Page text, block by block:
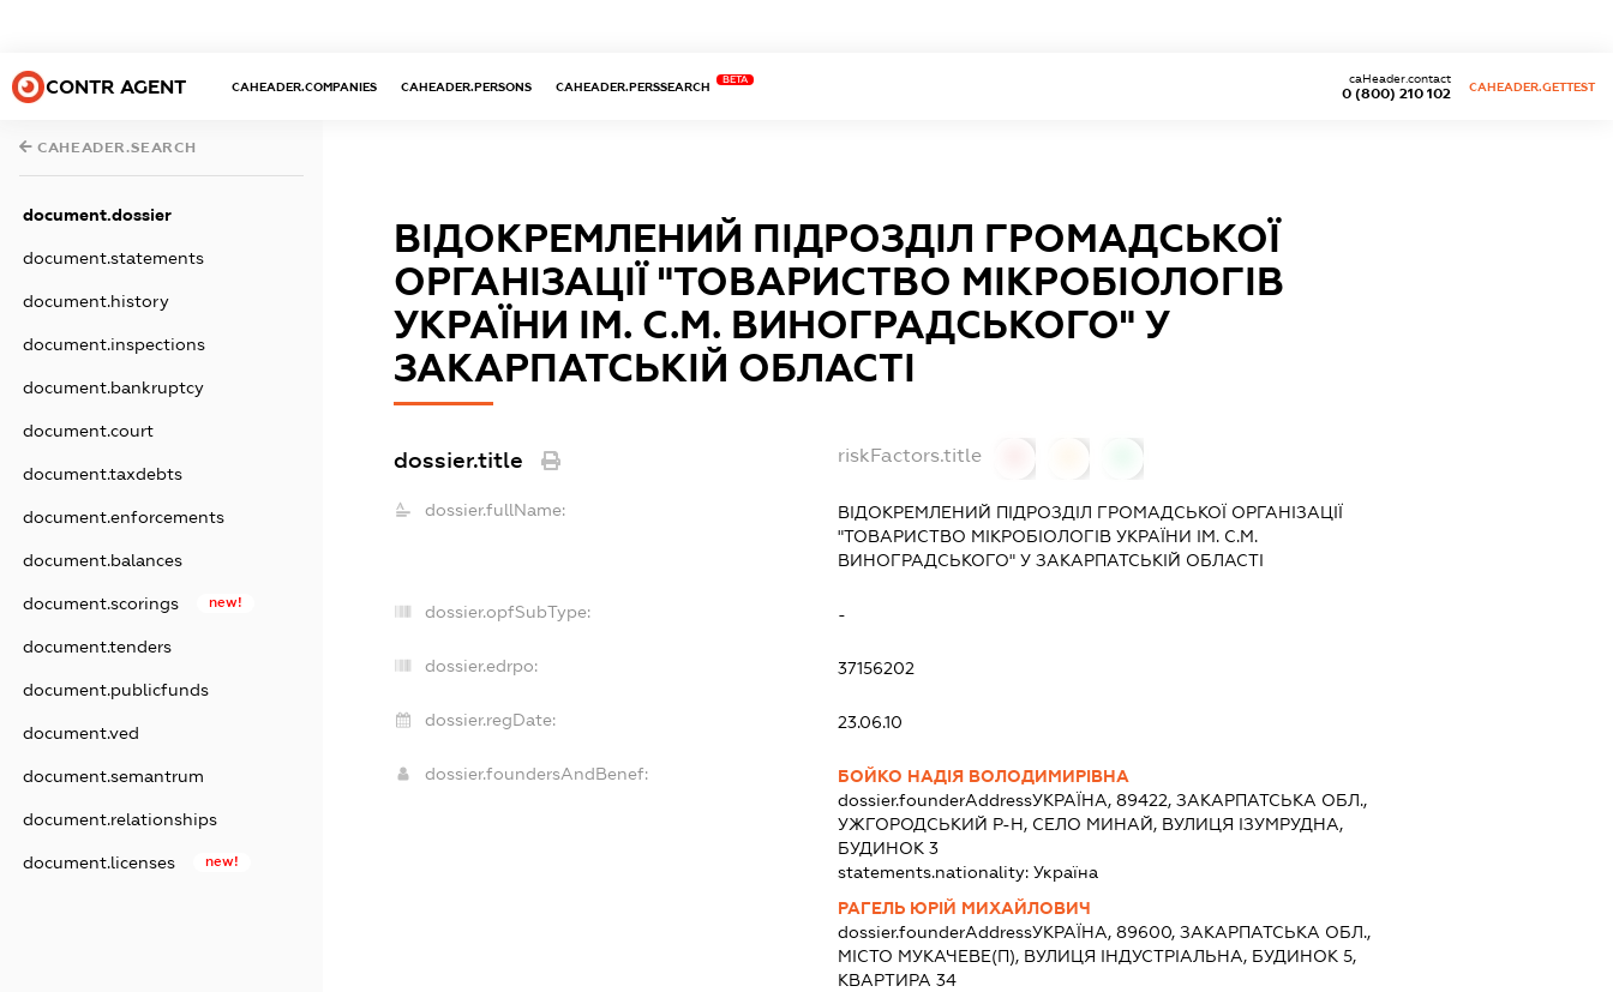
CONTR AGENT CAHEADER.COMPANIES CAHEADER.PERSONS CAHEADER.PERSSEARCH
BETA
0 (800) 210 102
caHeader.contact
CAHEADER.GETTEST
CAHEADER.SEARCH
document.dossier
document.statements
document.history
document.inspections
document.bankruptcy
document.court
document.taxdebts
document.enforcements
document.balances
document.scorings new!
document.tenders
document.publicfunds
document.ved
document.semantrum
document.relationships
document.licenses new!
ВІДОКРЕМЛЕНИЙ ПІДРОЗДІЛ ГРОМАДСЬКОЇ
ОРГАНІЗАЦІЇ "ТОВАРИСТВО МІКРОБІОЛОГІВ
УКРАЇНИ ІМ. С.М. ВИНОГРАДСЬКОГО" У
ЗАКАРПАТСЬКІЙ ОБЛАСТІ
dossier.title riskFactors.title
dossier.fullName:
ВІДОКРЕМЛЕНИЙ ПІДРОЗДІЛ ГРОМАДСЬКОЇ ОРГАНІЗАЦІЇ
"ТОВАРИСТВО МІКРОБІОЛОГІВ УКРАЇНИ ІМ. С.М.
ВИНОГРАДСЬКОГО" У ЗАКАРПАТСЬКІЙ ОБЛАСТІ
dossier.opfSubType: -
dossier.edrpo: 37156202
dossier.regDate: 23.06.10
dossier.foundersAndBenef:
БОЙКО НАДІЯ ВОЛОДИМИРІВНА
dossier.founderAddressУКРАЇНА, 89422, ЗАКАРПАТСЬКА ОБЛ.,
УЖГОРОДСЬКИЙ Р-Н, СЕЛО МИНАЙ, ВУЛИЦЯ ІЗУМРУДНА,
БУДИНОК 3
statements.nationality:Україна
РАГЕЛЬ ЮРІЙ МИХАЙЛОВИЧ
dossier.founderAddressУКРАЇНА, 89600, ЗАКАРПАТСЬКА ОБЛ.,
МІСТО МУКАЧЕВЕ(П), ВУЛИЦЯ ІНДУСТРІАЛЬНА, БУДИНОК 5,
КВАРТИРА 34